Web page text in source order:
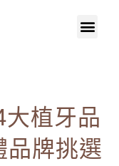
大植牙品
品牌挑選